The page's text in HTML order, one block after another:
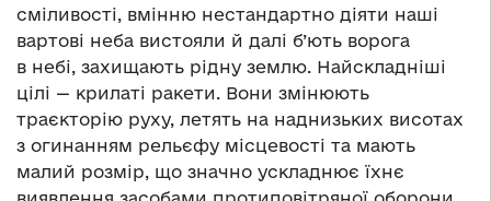
сміливості, вмінню нестандартно діяти наші
вартові неба вистояли й далі б’ють ворога
в небі, захищають рідну землю. Найскладніші
цілі — крилаті ракети. Вони змінюють
траєкторію руху, летять на наднизьких висотах
з огинанням рельєфу місцевості та мають
малий розмір, що значно ускладнює їхнє